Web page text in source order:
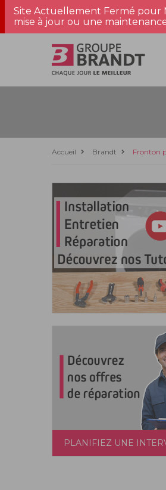
Site Actuellement Fermé pour
mise à jour ou une
Accueil Brandt Fronton
PLANIFIEZ UNE